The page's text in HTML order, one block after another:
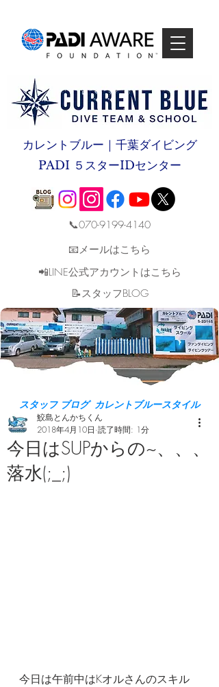
カレントブルー｜千葉ダイビング
PADI ５スターIDセンター
📞070-9199-4140
📧メールはこちら
📲LINE公式アカウントはこちら
​📝スタッフBLOG
スタッフ ブログ カレントブルースタイル
今日はSUPからの~、、、
落水(;_;)
鮫島とんかちくん
2018年4月10日 読了時間: 1分
今日は午前中はKオルさんのスキル